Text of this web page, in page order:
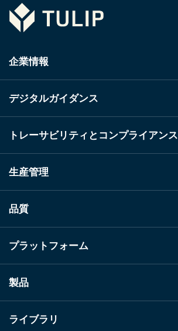
Tulip
企業情報
デジタルガイダンス
トレーサビリティとコンプライアンス
生産管理
品質
プラットフォーム
製品
ライブラリ